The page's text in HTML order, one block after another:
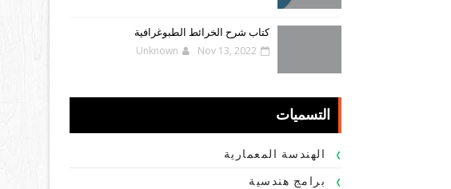
كتاب شرح الخرائط الطبوغرافية
Unknown Nov 13, 2022
التسميات
الهندسة المعمارية
برامج هندسية